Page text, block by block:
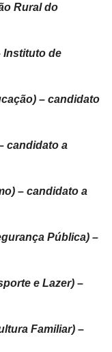
Rural do
Instituto de
– candidato
candidato a
– candidato a
Pública) –
e Lazer) –
Familiar) –